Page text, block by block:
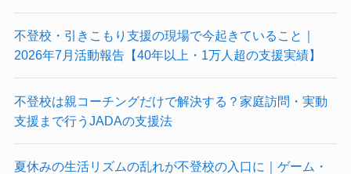
不登校・引きこもり支援の現場で今起きていること｜
2026年7月活動報告【40年以上・1万人超の支援実績】
不登校は親コーチングだけで解決する？家庭訪問・実動
支援まで行うJADAの支援法
夏休みの生活リズムの乱れが不登校の入口に｜ゲーム・